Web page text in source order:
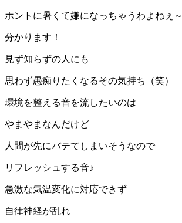
ホントに暑くて嫌になっちゃうわよねぇ～
分かります！
見ず知らずの人にも
思わず愚痴りたくなるその気持ち（笑）
環境を整える音を流したいのは
やまやまなんだけど
人間が先にバテてしまいそうなので
リフレッシュする音♪
急激な気温変化に対応できず
自律神経が乱れ